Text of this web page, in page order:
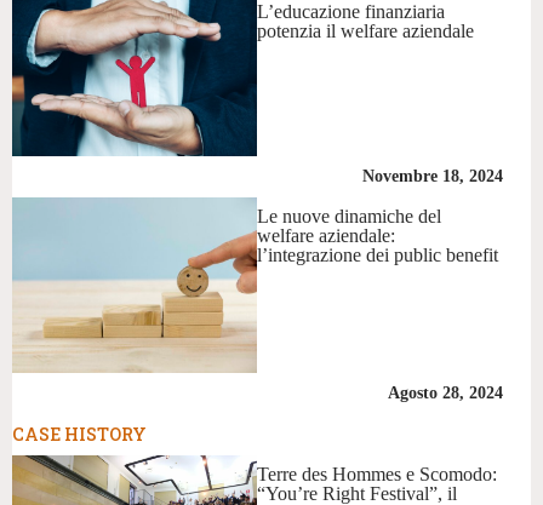
L’educazione finanziaria
potenzia il welfare aziendale
Novembre 18, 2024
Le nuove dinamiche del
welfare aziendale:
l’integrazione dei public benefit
Agosto 28, 2024
CASE HISTORY
Terre des Hommes e Scomodo:
“You’re Right Festival”, il